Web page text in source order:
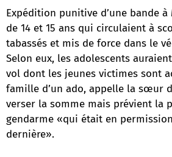
Expédition punitive d’une bande
de 14 et 15 ans qui circulaient à
tabassés et mis de force dans le
Selon eux, les adolescents
vol dont les jeunes victimes sont
famille d’un ado, appelle la sœur
verser la somme mais prévient la
gendarme «qui était en
dernière».